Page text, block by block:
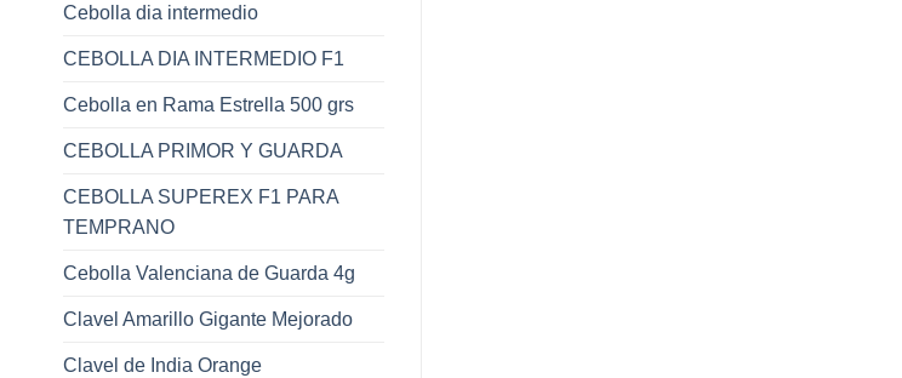
Cebolla dia intermedio
CEBOLLA DIA INTERMEDIO F1
Cebolla en Rama Estrella 500 grs
CEBOLLA PRIMOR Y GUARDA
CEBOLLA SUPEREX F1 PARA
TEMPRANO
Cebolla Valenciana de Guarda 4g
Clavel Amarillo Gigante Mejorado
Clavel de India Orange